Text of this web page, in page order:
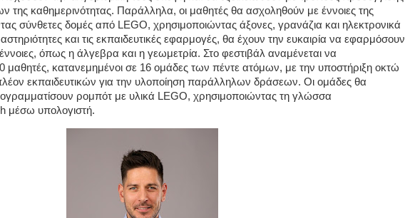
της καθημερινότητας. Παράλληλα, οι μαθητές θα ασχοληθούν με έννοιες της
σύνθετες δομές από LEGO, χρησιμοποιώντας άξονες, γρανάζια και ηλεκτρονικά
και τις εκπαιδευτικές εφαρμογές, θα έχουν την ευκαιρία να εφαρμόσουν
όπως η άλγεβρα και η γεωμετρία. Στο φεστιβάλ αναμένεται να
μαθητές, κατανεμημένοι σε 16 ομάδες των πέντε ατόμων, με την υποστήριξη οκτώ
εκπαιδευτικών για την υλοποίηση παράλληλων δράσεων. Οι ομάδες θα
ρομπότ με υλικά LEGO, χρησιμοποιώντας τη γλώσσα
μέσω υπολογιστή.